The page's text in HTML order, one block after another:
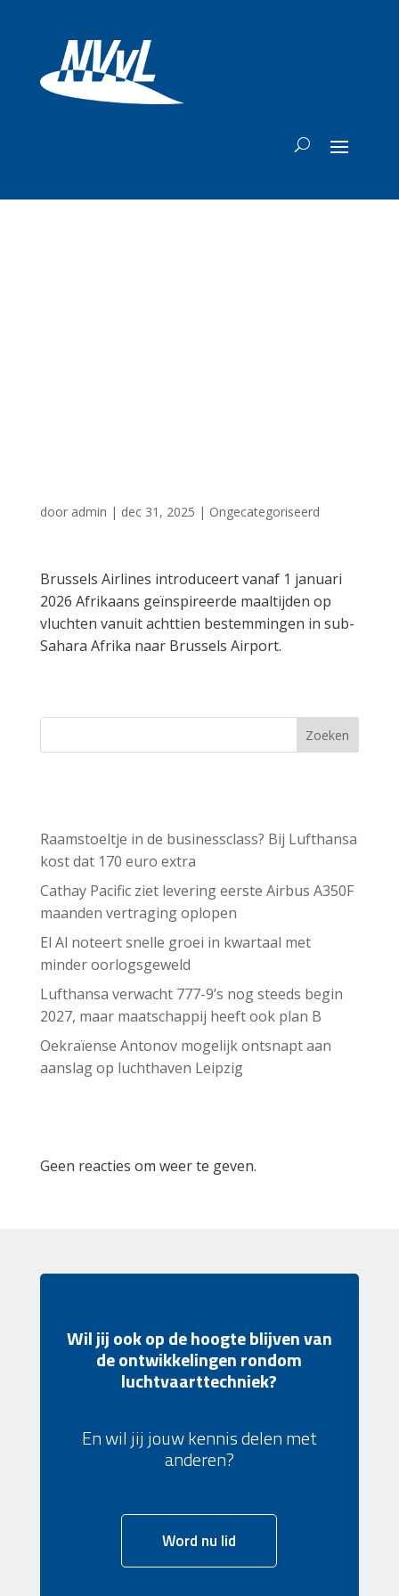
door admin | dec 31, 2025 | Ongecategoriseerd
Brussels Airlines introduceert vanaf 1 januari
2026 Afrikaans geïnspireerde maaltijden op
vluchten vanuit achttien bestemmingen in sub-
Sahara Afrika naar Brussels Airport.
Zoeken
Raamstoeltje in de businessclass? Bij Lufthansa
kost dat 170 euro extra
Cathay Pacific ziet levering eerste Airbus A350F
maanden vertraging oplopen
El Al noteert snelle groei in kwartaal met
minder oorlogsgeweld
Lufthansa verwacht 777-9’s nog steeds begin
2027, maar maatschappij heeft ook plan B
Oekraïense Antonov mogelijk ontsnapt aan
aanslag op luchthaven Leipzig
Geen reacties om weer te geven.
Wil jij ook op de hoogte blijven van
de ontwikkelingen rondom
luchtvaarttechniek?
En wil jij jouw kennis delen met
anderen?
Word nu lid